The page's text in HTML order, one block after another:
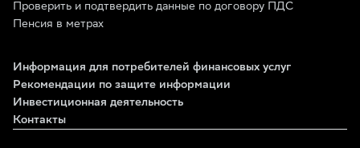
Проверить и подтвердить данные по договору ПДС
Пенсия в метрах
Информация для потребителей финансовых услуг
Рекомендации по защите информации
Инвестиционная деятельность
Контакты